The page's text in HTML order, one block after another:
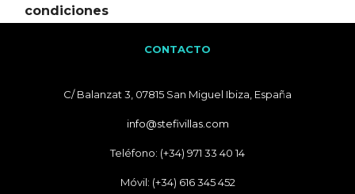
condiciones
CONTACTO
C/ Balanzat 3, 07815 San Miguel Ibiza, España
info@stefivillas.com
Teléfono: (+34) 971 33 40 14
Móvil: (+34) 616 345 452